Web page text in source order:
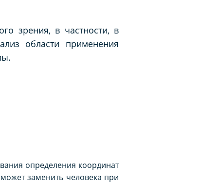
зрения, в частности, в
области применения
определения координат
заменить человека при